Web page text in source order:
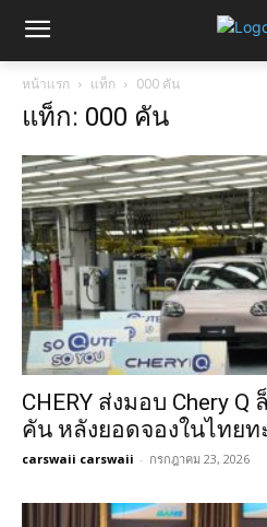
หน้าแรก แท็ก 000 คัน
แท็ก: 000 คัน
CHERY ส่งมอบ Chery
คัน หลังยอดจองในไทยท
carswaii carswaii - กรกฎาคม 23, 2026